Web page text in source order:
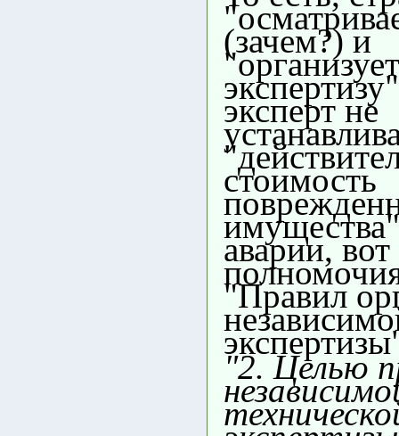
(зачем?) и
"организует
эксперт не
стоимость
аварии, вот
"Правил
"2. Целью